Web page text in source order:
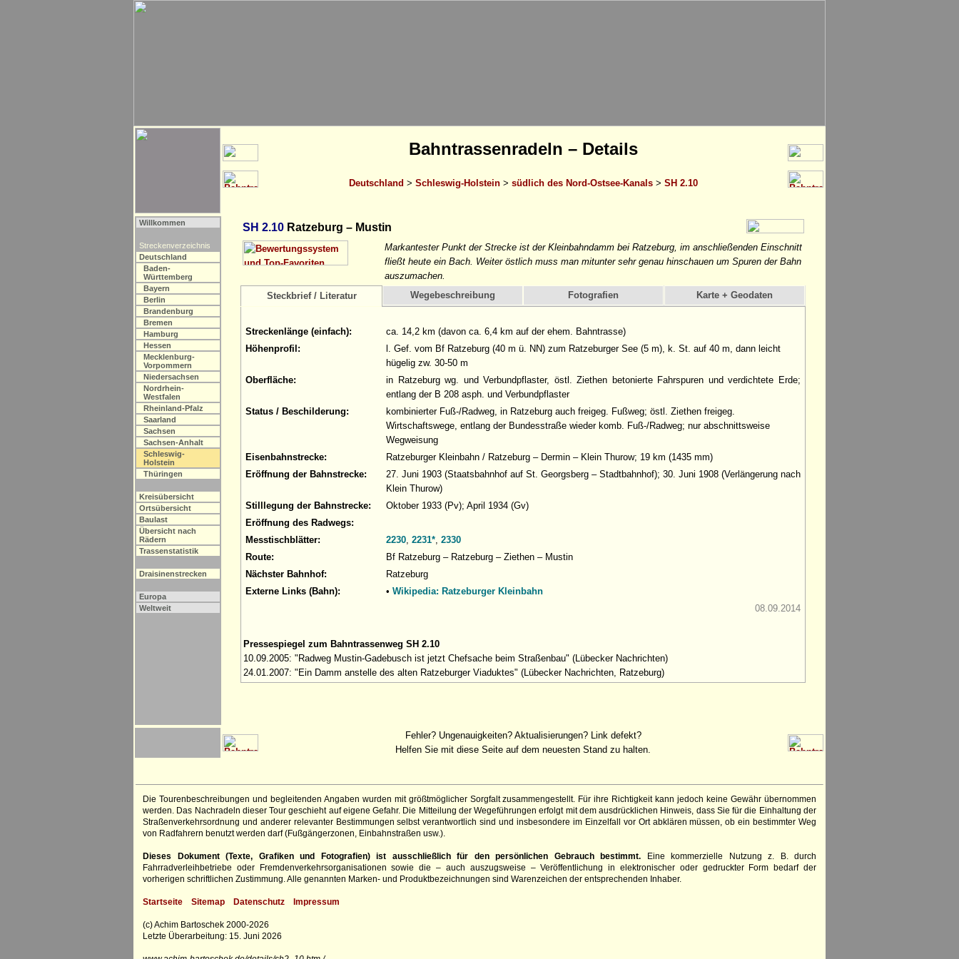
Bahntrassenradeln – Details
Deutschland > Schleswig-Holstein> südlich des Nord-Ostsee-Kanals> SH 2.10
Willkommen
Streckenverzeichnis
Deutschland
Baden-
Württemberg
Bayern
Berlin
Brandenburg
Bremen
Hamburg
Hessen
Mecklenburg-
Vorpommern
Niedersachsen
Nordrhein-
Westfalen
Rheinland-Pfalz
Saarland
Sachsen
Sachsen-Anhalt
Schleswig-
Holstein
Thüringen
Kreisübersicht
Ortsübersicht
Baulast
Übersicht nach
Rädern
Trassenstatistik
Draisinenstrecken
Europa
Weltweit
SH 2.10 Ratzeburg – Mustin
Markantester Punkt der Strecke ist der Kleinbahndamm bei Ratzeburg, im anschließenden Einschnitt
fließt heute ein Bach. Weiter östlich muss man mitunter sehr genau hinschauen um Spuren der Bahn
auszumachen.
Steckbrief / Literatur
Wegebeschreibung Fotografien Karte + Geodaten
Streckenlänge (einfach):
ca. 14,2 km (davon ca. 6,4 km auf der ehem. Bahntrasse)
Höhenprofil:
l. Gef. vom Bf Ratzeburg (40 m ü. NN) zum Ratzeburger See (5 m), k. St. auf 40 m, dann leicht
hügelig zw. 30-50 m
Oberfläche:
in Ratzeburg wg. und Verbundpflaster, östl. Ziethen betonierte Fahrspuren und verdichtete Erde;
entlang der B 208 asph. und Verbundpflaster
Status / Beschilderung:
kombinierter Fuß-/Radweg, in Ratzeburg auch freigeg. Fußweg; östl. Ziethen freigeg.
Wirtschaftswege, entlang der Bundesstraße wieder komb. Fuß-/Radweg; nur abschnittsweise
Wegweisung
Eisenbahnstrecke:
Ratzeburger Kleinbahn / Ratzeburg – Dermin – Klein Thurow; 19 km (1435 mm)
Eröffnung der Bahnstrecke:
27. Juni 1903 (Staatsbahnhof auf St. Georgsberg – Stadtbahnhof); 30. Juni 1908 (Verlängerung nach
Klein Thurow)
Stilllegung der Bahnstrecke:
Oktober 1933 (Pv); April 1934 (Gv)
Eröffnung des Radwegs:
Messtischblätter:
2230, 2231*, 2330
Route:
Bf Ratzeburg – Ratzeburg – Ziethen – Mustin
Nächster Bahnhof:
Ratzeburg
Externe Links (Bahn):
• Wikipedia: Ratzeburger Kleinbahn
08.09.2014
Pressespiegel zum Bahntrassenweg SH 2.10
10.09.2005: "Radweg Mustin-Gadebusch ist jetzt Chefsache beim Straßenbau" (Lübecker Nachrichten)
24.01.2007: "Ein Damm anstelle des alten Ratzeburger Viaduktes" (Lübecker Nachrichten, Ratzeburg)
Fehler? Ungenauigkeiten? Aktualisierungen? Link defekt?
Helfen Sie mit diese Seite auf dem neuesten Stand zu halten.
Die Tourenbeschreibungen und begleitenden Angaben wurden mit größtmöglicher Sorgfalt zusammengestellt. Für ihre Richtigkeit kann jedoch keine Gewähr übernommen
werden. Das Nachradeln dieser Tour geschieht auf eigene Gefahr. Die Mitteilung der Wegeführungen erfolgt mit dem ausdrücklichen Hinweis, dass Sie für die Einhaltung der
Straßenverkehrsordnung und anderer relevanter Bestimmungen selbst verantwortlich sind und insbesondere im Einzelfall vor Ort abklären müssen, ob ein bestimmter Weg
von Radfahrern benutzt werden darf (Fußgängerzonen, Einbahnstraßen usw.).
Dieses Dokument (Texte, Grafiken und Fotografien) ist ausschließlich für den persönlichen Gebrauch bestimmt. Eine kommerzielle Nutzung z. B. durch
Fahrradverleihbetriebe oder Fremdenverkehrsorganisationen sowie die – auch auszugsweise – Veröffentlichung in elektronischer oder gedruckter Form bedarf der
vorherigen schriftlichen Zustimmung. Alle genannten Marken- und Produktbezeichnungen sind Warenzeichen der entsprechenden Inhaber.
Startseite Sitemap Datenschutz Impressum
(c) Achim Bartoschek 2000-2026
Letzte Überarbeitung: 15. Juni 2026